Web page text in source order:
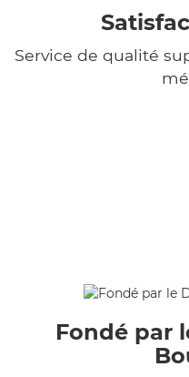
Service de qualité
Fondé par